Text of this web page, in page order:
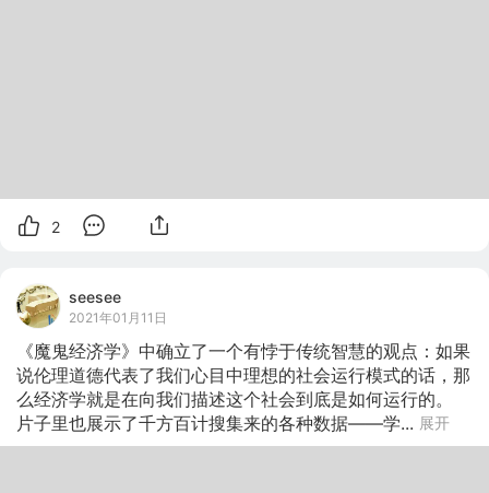
2
seesee
2021年01月11日
《魔鬼经济学》中确立了一个有悖于传统智慧的观点：如果
说伦理道德代表了我们心目中理想的社会运行模式的话，那
么经济学就是在向我们描述这个社会到底是如何运行的。
片子里也展示了千方百计搜集来的各种数据——学... 展开